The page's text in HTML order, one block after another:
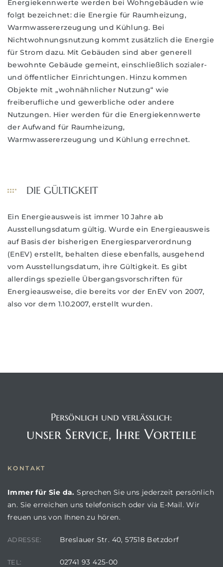
Energiekennwerte werden bei Wohngebäuden wie
folgt bezeichnet: die Energie für Raumheizung,
Warmwassererzeugung und Kühlung. Bei
Nichtwohnungsnutzung kommt zusätzlich die Energie
für Strom dazu. Mit Gebäuden sind aber generell
bewohnte Gebäude gemeint, einschließlich sozialer-
und öffentlicher Einrichtungen. Hinzu kommen
Objekte mit „wohnähnlicher Nutzung“ wie
freiberufliche und gewerbliche oder andere
Nutzungen. Hier werden für die Energiekennwerte
der Aufwand für Raumheizung,
Warmwassererzeugung und Kühlung errechnet.
DIE GÜLTIGKEIT
Ein Energieausweis ist immer 10 Jahre ab
Ausstellungsdatum gültig. Wurde ein Energieausweis
auf Basis der bisherigen Energiesparverordnung
(EnEV) erstellt, behalten diese ebenfalls, ausgehend
vom Ausstellungsdatum, ihre Gültigkeit. Es gibt
allerdings spezielle Übergangsvorschriften für
Energieausweise, die bereits vor der EnEV von 2007,
also vor dem 1.10.2007, erstellt wurden.
Persönlich und verlässlich:
unser Service, Ihre Vorteile
KONTAKT
Immer für Sie da.Sprechen Sie uns jederzeit persönlich
an. Sie erreichen uns telefonisch oder via E-Mail. Wir
freuen uns von Ihnen zu hören.
ADRESSE: Breslauer Str. 40, 57518 Betzdorf
TEL: 02741 93 425-00